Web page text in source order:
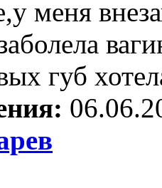
меня
губ